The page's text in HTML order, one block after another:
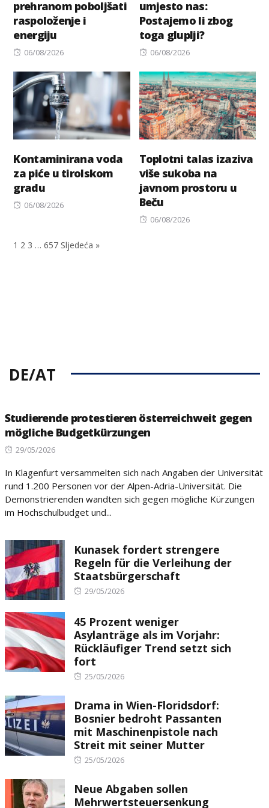
prehranom poboljšati
raspoloženje i
energiju
Posted
06/08/2026
umjesto nas:
Postajemo li zbog
toga gluplji?
Posted
06/08/2026
Kontaminirana voda
za piće u tirolskom
gradu
Posted
06/08/2026
Toplotni talas izaziva
više sukoba na
javnom prostoru u
Beču
Posted
06/08/2026
1 2 3 … 657 Sljedeća »
DE/AT
Studierende protestieren österreichweit gegen
mögliche Budgetkürzungen
Posted
29/05/2026
In Klagenfurt versammelten sich nach Angaben der Universität
rund 1.200 Personen vor der Alpen-Adria-Universität. Die
Demonstrierenden wandten sich gegen mögliche Kürzungen
im Hochschulbudget und...
Kunasek fordert strengere
Regeln für die Verleihung der
Staatsbürgerschaft
Posted
29/05/2026
45 Prozent weniger
Asylanträge als im Vorjahr:
Rückläufiger Trend setzt sich
fort
Posted
25/05/2026
Drama in Wien-Floridsdorf:
Bosnier bedroht Passanten
mit Maschinenpistole nach
Streit mit seiner Mutter
Posted
25/05/2026
Neue Abgaben sollen
Mehrwertsteuersenkung